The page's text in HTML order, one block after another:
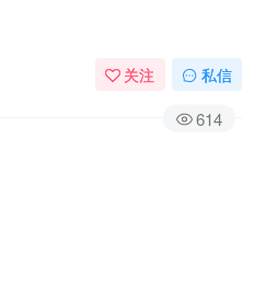
关注 私信
614